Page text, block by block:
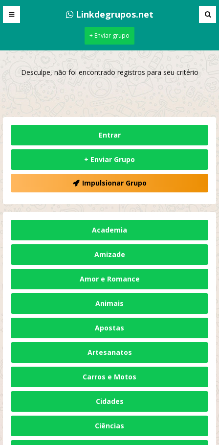
Linkdegrupos.net
+ Enviar grupo
Desculpe, não foi encontrado registros para seu critério
Entrar
+ Enviar Grupo
Impulsionar Grupo
Academia
Amizade
Amor e Romance
Animais
Apostas
Artesanatos
Carros e Motos
Cidades
Ciências